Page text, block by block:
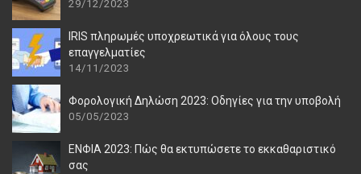
29/12/2023
IRIS πληρωμές υποχρεωτικά για όλους τους
επαγγελματίες
14/11/2023
Φορολογική Δηλώση 2023: Οδηγίες για την υποβολή
05/05/2023
ΕΝΦΙΑ 2023: Πώς θα εκτυπώσετε το εκκαθαριστικό
σας